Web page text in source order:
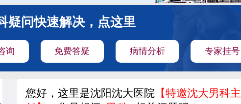
疑问快速解决，点这里
询 免费答疑 病情分析 专家挂号
您好，这里是沈阳沈大医院【特邀沈大男科主